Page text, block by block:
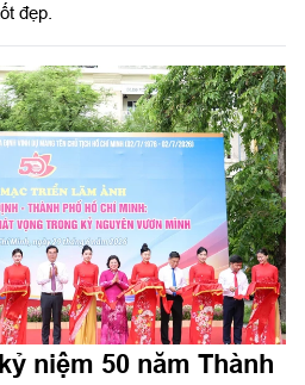
đẹp.
niệm 50 năm Thành